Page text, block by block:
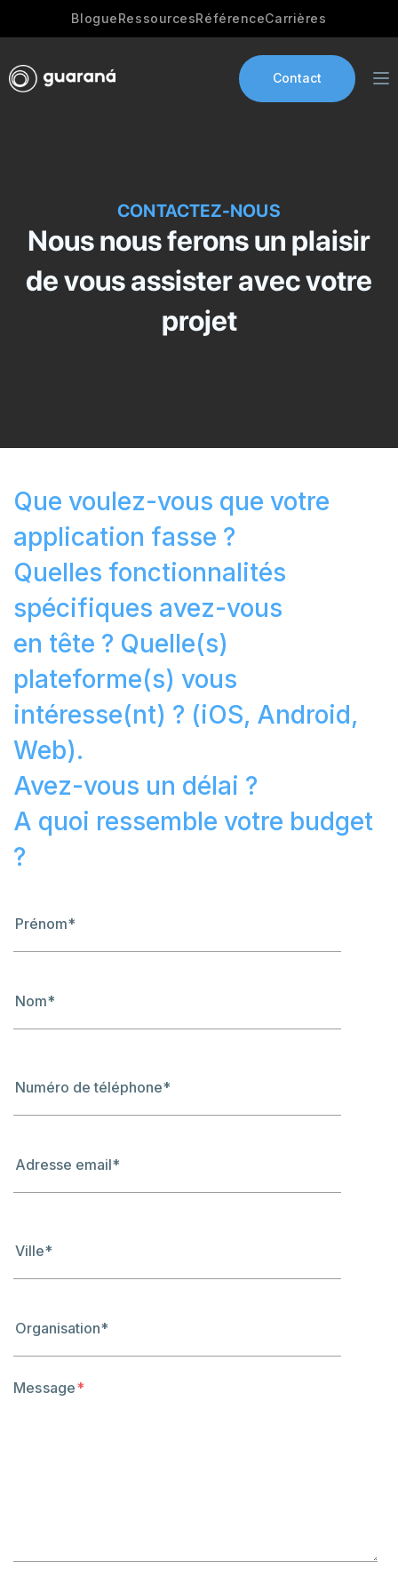
BlogueRessourcesRéférenceCarrières
Développement d’Apps
Portfolio
Contact
CONTACTEZ-NOUS
Nous nous ferons un plaisir
de vous assister avec votre
projet
Que voulez-vous que votre
application fasse ?
Quelles fonctionnalités
spécifiques avez-vous
en tête ? Quelle(s)
plateforme(s) vous
intéresse(nt) ? (iOS, Android,
Web).
Avez-vous un délai ?
A quoi ressemble votre budget
?
Message*